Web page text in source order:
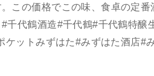
この価格でこの味、食卓の定
千代鶴酒造#千代鶴#千代鶴特醸
ットみずはた#みずはた酒店#